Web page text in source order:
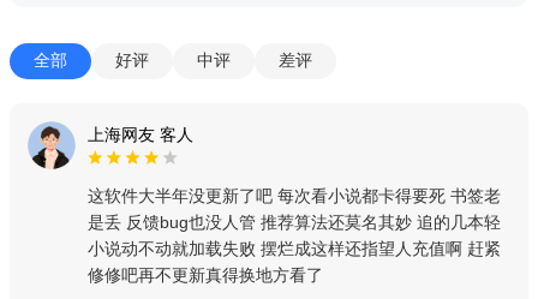
全部 好评 中评 差评
上海网友 客人
这软件大半年没更新了吧 每次看小说都卡得要死 书签老
是丢 反馈bug也没人管 推荐算法还莫名其妙 追的几本轻
小说动不动就加载失败 摆烂成这样还指望人充值啊 赶紧
修修吧再不更新真得换地方看了